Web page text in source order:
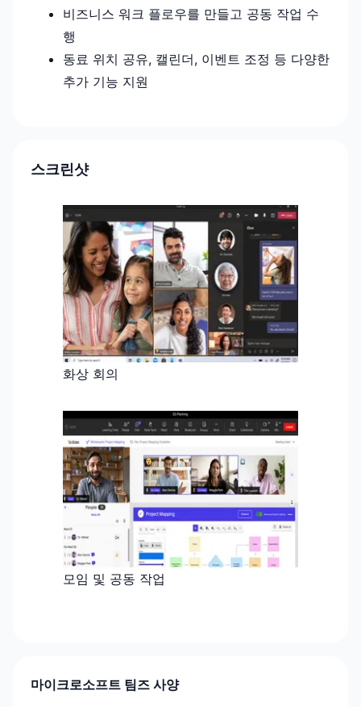
비즈니스 워크 플로우를 만들고 공동 작업 수
행
동료 위치 공유, 캘린더, 이벤트 조정 등 다양한
추가 기능 지원
스크린샷
화상 회의
모임 및 공동 작업
마이크로소프트 팀즈 사양